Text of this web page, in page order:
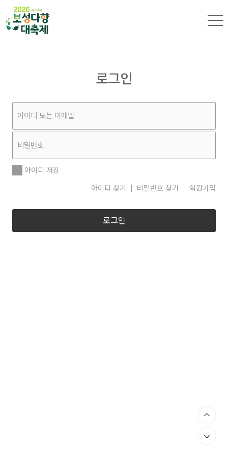
로그인
아이디 저장
아이디 찾기
비밀번호 찾기 회원가입
로그인